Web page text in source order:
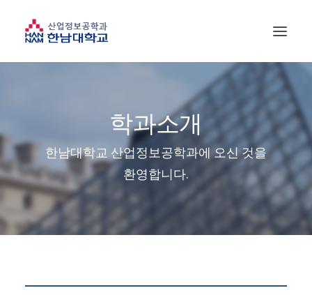
학과소개
한남대학교 산업정보공학과에 오신 것을
환영합니다.